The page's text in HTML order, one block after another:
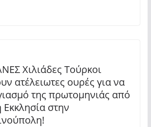
Χιλιάδες Τούρκοι
ατέλειωτες ουρές για να
της πρωτομηνιάς από
στην